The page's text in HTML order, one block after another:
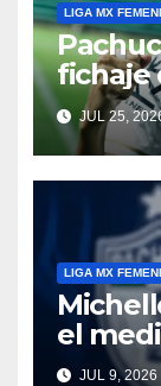
LIGA MX
fichaje
JUL 25,
LIGA MX
el
JUL 9, 2026